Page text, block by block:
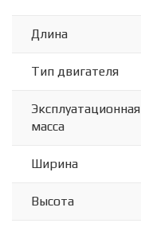
Длина
Тип двигателя
Эксплуатационная
масса
Ширина
Высота